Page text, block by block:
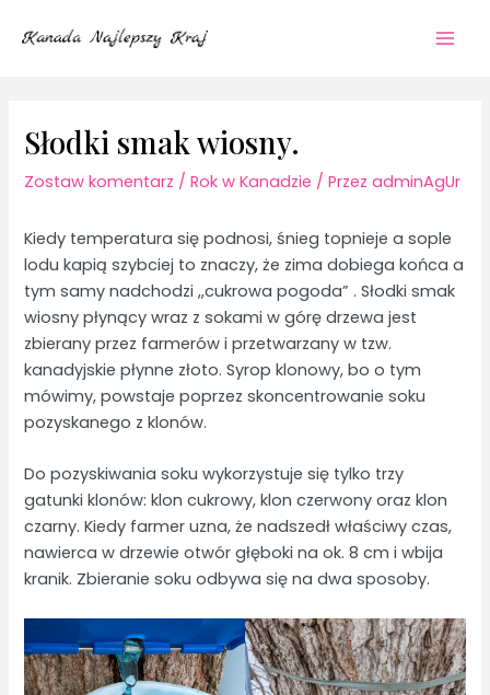
Słodki smak wiosny.
Zostaw komentarz /Rok w Kanadzie / Przez adminAgUr
Kiedy temperatura się podnosi, śnieg topnieje a sople
lodu kapią szybciej to znaczy, że zima dobiega końca a
tym samy nadchodzi ,,cukrowa pogoda” . Słodki smak
wiosny płynący wraz z sokami w górę drzewa jest
zbierany przez farmerów i przetwarzany w tzw.
kanadyjskie płynne złoto. Syrop klonowy, bo o tym
mówimy, powstaje poprzez skoncentrowanie soku
pozyskanego z klonów.
Do pozyskiwania soku wykorzystuje się tylko trzy
gatunki klonów: klon cukrowy, klon czerwony oraz klon
czarny. Kiedy farmer uzna, że nadszedł właściwy czas,
nawierca w drzewie otwór głęboki na ok. 8 cm i wbija
kranik. Zbieranie soku odbywa się na dwa sposoby.